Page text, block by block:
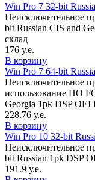
Win Pro 7 32-bit
Неисключительное
bit Russian CIS and
склад
176 у.е.
В корзину
Win Pro 7 64-bit
Неисключительное
использование ПО
Georgia 1pk DSP OEI
228.76 у.е.
В корзину
Win Pro 10 32-bit
Неисключительное
bit Russian 1pk DSP
191.9 у.е.